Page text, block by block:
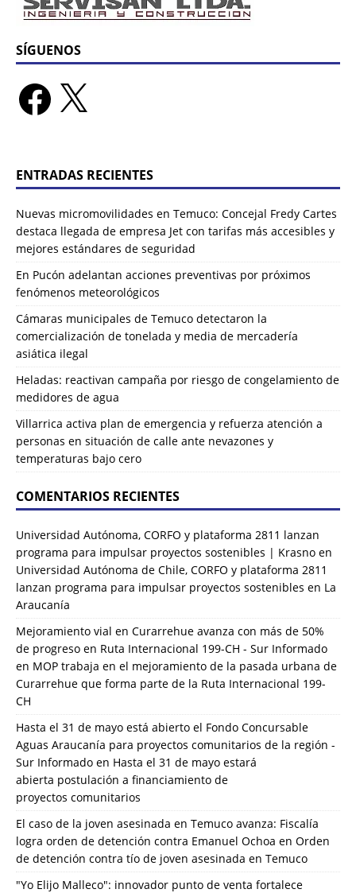
SÍGUENOS
ENTRADAS RECIENTES
Nuevas micromovilidades en Temuco: Concejal Fredy Cartes
destaca llegada de empresa Jet con tarifas más accesibles y
mejores estándares de seguridad
En Pucón adelantan acciones preventivas por próximos
fenómenos meteorológicos
Cámaras municipales de Temuco detectaron la
comercialización de tonelada y media de mercadería
asiática ilegal
Heladas: reactivan campaña por riesgo de congelamiento de
medidores de agua
Villarrica activa plan de emergencia y refuerza atención a
personas en situación de calle ante nevazones y
temperaturas bajo cero
COMENTARIOS RECIENTES
Universidad Autónoma, CORFO y plataforma 2811 lanzan
programa para impulsar proyectos sostenibles | Krasno en
Universidad Autónoma de Chile, CORFO y plataforma 2811
lanzan programa para impulsar proyectos sostenibles en La
Araucanía
Mejoramiento vial en Curarrehue avanza con más de 50%
de progreso en Ruta Internacional 199-CH - Sur Informado
en MOP trabaja en el mejoramiento de la pasada urbana de
Curarrehue que forma parte de la Ruta Internacional 199-
CH
Hasta el 31 de mayo está abierto el Fondo Concursable
Aguas Araucanía para proyectos comunitarios de la región -
Sur Informado en Hasta el 31 de mayo estará
abierta postulación a financiamiento de
proyectos comunitarios
El caso de la joven asesinada en Temuco avanza: Fiscalía
logra orden de detención contra Emanuel Ochoa en Orden
de detención contra tío de joven asesinada en Temuco
"Yo Elijo Malleco": innovador punto de venta fortalece